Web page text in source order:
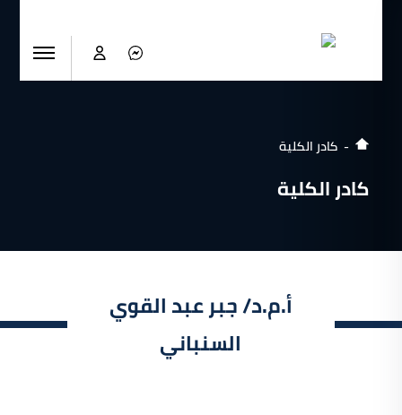
كادر الكلية
كادر الكلية
أ.م.د/ جبر عبد القوي
السنباني